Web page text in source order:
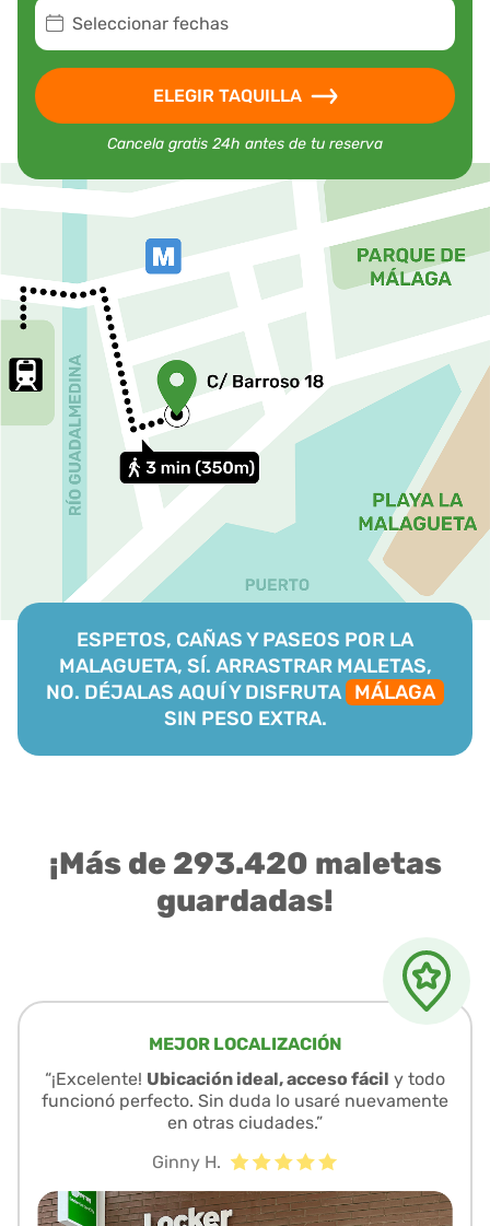
Seleccionar fechas
ELEGIR TAQUILLA
Cancela gratis 24h antes de tu reserva
ESPETOS, CAÑAS Y PASEOS POR LA
MALAGUETA, SÍ. ARRASTRAR MALETAS,
NO. DÉJALAS AQUÍ Y DISFRUTA MÁLAGA
SIN PESO EXTRA.
¡Más de 293.420 maletas
guardadas!
MEJOR LOCALIZACIÓN
“¡Excelente! Ubicación ideal, acceso fácil y todo
funcionó perfecto. Sin duda lo usaré nuevamente
en otras ciudades.”
Ginny H.